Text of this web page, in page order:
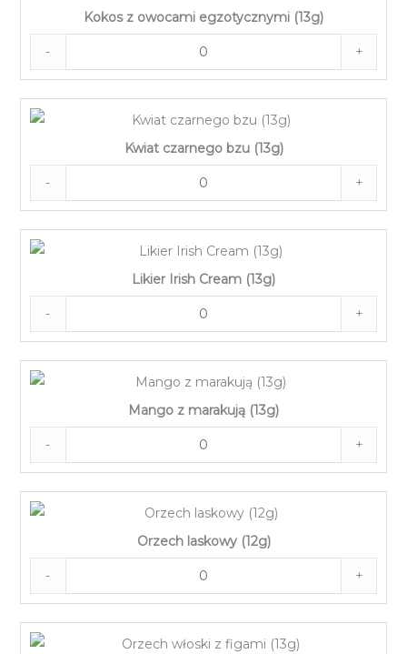
Kokos z owocami egzotycznymi (13g)
- +
Kwiat czarnego bzu (13g)
- +
Likier Irish Cream (13g)
- +
Mango z marakują (13g)
- +
Orzech laskowy (12g)
- +